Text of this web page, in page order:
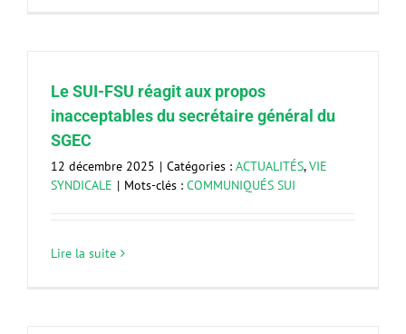
Le SUI-FSU réagit aux propos
inacceptables du secrétaire général du
SGEC
12 décembre 2025 | Catégories : ACTUALITÉS,VIE
SYNDICALE | Mots-clés : COMMUNIQUÉS SUI
Lire la suite